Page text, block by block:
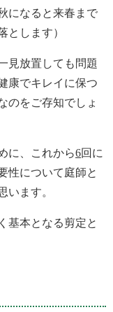
になると来春まで
とします）
見放置しても問題
康でキレイに保つ
のをご存知でしょ
に、これから6回に
性について庭師と
います。
基本となる剪定と